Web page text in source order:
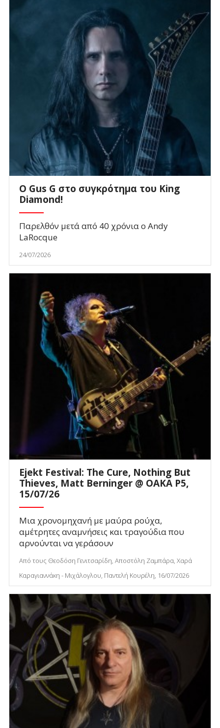
O Gus G στο συγκρότημα του King
Diamond!
Παρελθόν μετά από 40 χρόνια ο Andy
LaRocque
24/07/2026
Ejekt Festival: The Cure, Nothing But
Thieves, Matt Berninger @ ΟΑΚΑ P5,
15/07/26
Μια χρονομηχανή με μαύρα ρούχα,
αμέτρητες αναμνήσεις και τραγούδια που
αρνούνται να γεράσουν
Από τους Θεοδόση Γενιτσαρίδη, Αποστόλη Ζαμπάρα, Χαρά
Καραγιαννάκη - Μιχάλογλου, Παντελή Κουρέλη, 16/07/2026